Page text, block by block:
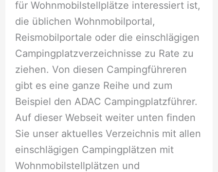
für Wohnmobilstellplätze interessiert ist,
die üblichen Wohnmobilportal,
Reismobilportale oder die einschlägigen
Campingplatzverzeichnisse zu Rate zu
ziehen. Von diesen Campingführeren
gibt es eine ganze Reihe und zum
Beispiel den ADAC Campingplatzführer.
Auf dieser Webseit weiter unten finden
Sie unser aktuelles Verzeichnis mit allen
einschlägigen Campingplätzen mit
Wohnmobilstellplätzen und